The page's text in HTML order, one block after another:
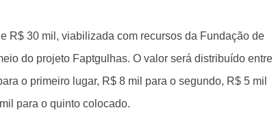
R$ 30 mil, viabilizada com recursos da Fundação de
do projeto Faptgulhas. O valor será distribuído entre
o primeiro lugar, R$ 8 mil para o segundo, R$ 5 mil
para o quinto colocado.